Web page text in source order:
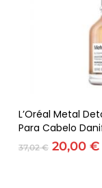
L’Oréal Metal
Para Cabelo
37,02€ O
20,00 €O